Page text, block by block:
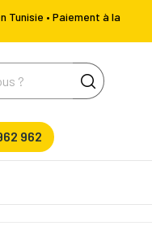
• Paiement à la
962